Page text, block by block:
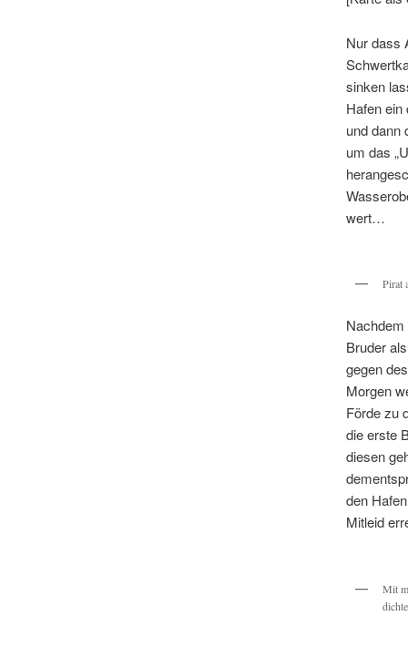
Nur dass
sinken
Hafen ein
und dann
um das
wert…
Pirat
Bruder
gegen
Morgen
Förde zu
die erste
diesen
den
Mitleid
Mit